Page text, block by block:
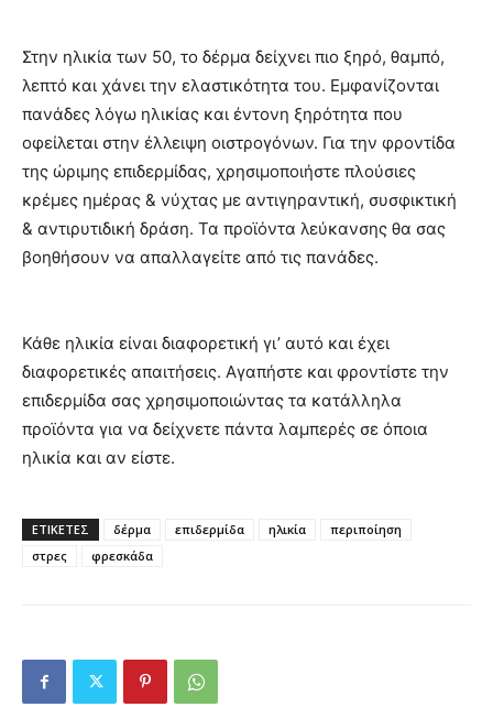
Στην ηλικία των 50, το δέρμα δείχνει πιο ξηρό, θαμπό,
λεπτό και χάνει την ελαστικότητα του. Εμφανίζονται
πανάδες λόγω ηλικίας και έντονη ξηρότητα που
οφείλεται στην έλλειψη οιστρογόνων. Για την φροντίδα
της ώριμης επιδερμίδας, χρησιμοποιήστε πλούσιες
κρέμες ημέρας & νύχτας με αντιγηραντική, συσφικτική
& αντιρυτιδική δράση. Τα προϊόντα λεύκανσης θα σας
βοηθήσουν να απαλλαγείτε από τις πανάδες.
Κάθε ηλικία είναι διαφορετική γι’ αυτό και έχει
διαφορετικές απαιτήσεις. Αγαπήστε και φροντίστε την
επιδερμίδα σας χρησιμοποιώντας τα κατάλληλα
προϊόντα για να δείχνετε πάντα λαμπερές σε όποια
ηλικία και αν είστε.
ΕΤΙΚΕΤΕΣ δέρμα επιδερμίδα ηλικία
περιποίηση
στρες
φρεσκάδα